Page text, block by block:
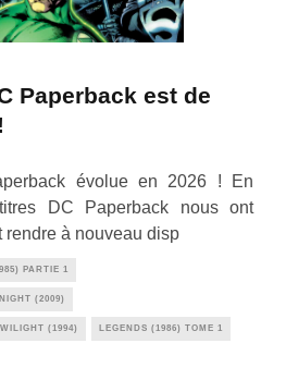
Paperback est de
évolue en 2026 ! En
DC Paperback nous ont
rendre à nouveau disp
PARTIE 1
(2009)
(1994) LEGENDS (1986) TOME 1